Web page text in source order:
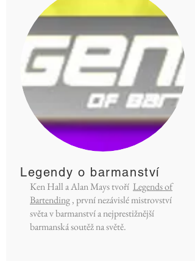
Legendy o barmanství
Ken Hall a Alan Mays tvoří Legends of
Bartending, první nezávislé mistrovství
světa v barmanství a nejprestižnější
barmanská soutěž na světě.